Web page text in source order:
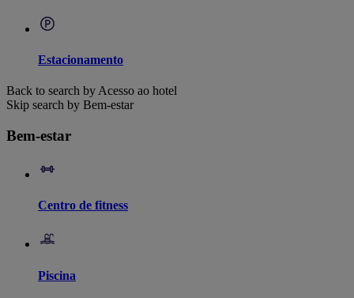
Estacionamento
Back to search by Acesso ao hotel
Skip search by Bem-estar
Bem-estar
Centro de fitness
Piscina